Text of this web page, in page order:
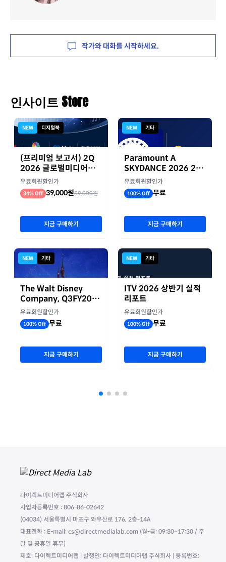
SOPHIA
작가와 대화를 시작하세요.
NEW 디지털북
(프리미엄 보고서) 2Q
2026 글로벌미디어기
업 실적 종합 보고서
유료회원할인가
39,000원
지금 구매하기
지금 구매하기
NEW 기타
Paramount A
SKYDANCE 2026 2분
기 실적
유료회원할인가
지금 구매하기
NEW